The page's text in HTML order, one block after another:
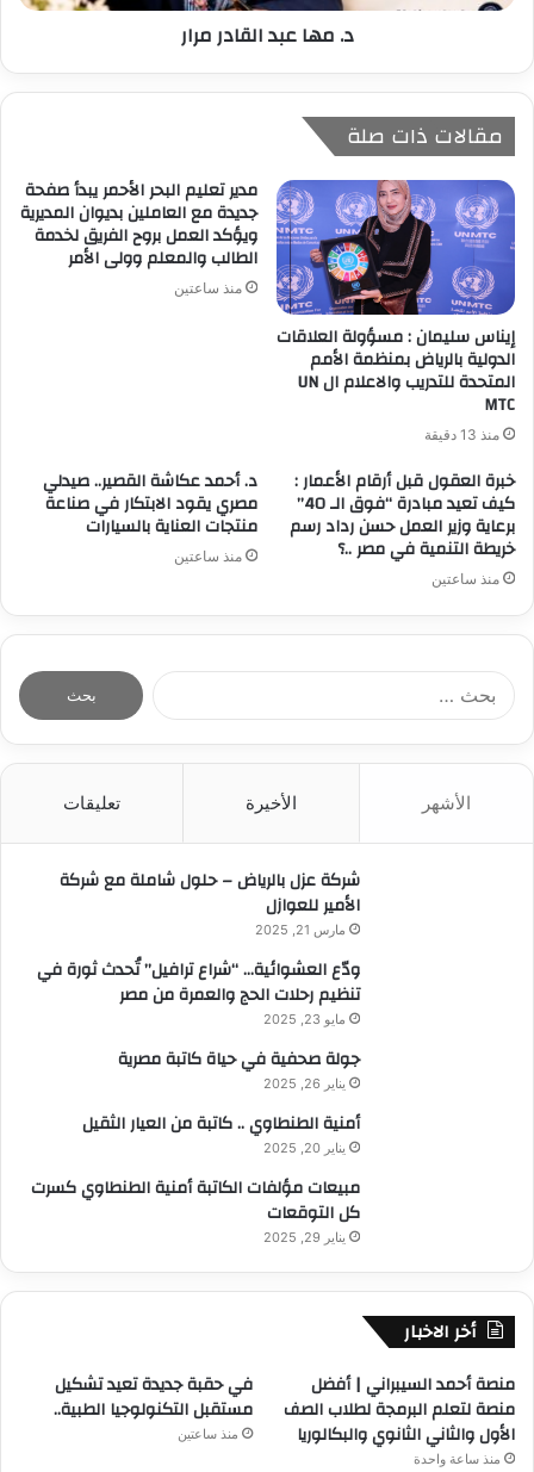
د. مها عبد القادر مرار
مقالات ذات صلة
إيناس سليمان : مسؤولة العلاقات
الدولية بالرياض بمنظمة الأمم
المتحدة للتدريب والاعلام ال UN
MTC
منذ 13 دقيقة
مدير تعليم البحر الأحمر يبدأ صفحة
جديدة مع العاملين بديوان المديرية
ويؤكد العمل بروح الفريق لخدمة
الطالب والمعلم وولى الأمر
منذ ساعتين
خبرة العقول قبل أرقام الأعمار :
كيف تعيد مبادرة “فوق الـ 40”
برعاية وزير العمل حسن رداد رسم
خريطة التنمية في مصر ..؟
منذ ساعتين
د. أحمد عكاشة القصير.. صيدلي
مصري يقود الابتكار في صناعة
منتجات العناية بالسيارات
منذ ساعتين
الأشهر الأخيرة تعليقات
شركة عزل بالرياض – حلول شاملة مع شركة
الأمير للعوازل
مارس 21, 2025
ودّع العشوائية… “شراع ترافيل” تُحدث ثورة في
تنظيم رحلات الحج والعمرة من مصر
مايو 23, 2025
جولة صحفية في حياة كاتبة مصرية
يناير 26, 2025
أمنية الطنطاوي .. كاتبة من العيار الثقيل
يناير 20, 2025
مبيعات مؤلفات الكاتبة أمنية الطنطاوي كسرت
كل التوقعات
يناير 29, 2025
أخر الاخبار
منصة أحمد السيبراني | أفضل
منصة لتعلم البرمجة لطلاب الصف
الأول والثاني الثانوي والبكالوريا
منذ ساعة واحدة
في حقبة جديدة تعيد تشكيل
مستقبل التكنولوجيا الطبية..
منذ ساعتين